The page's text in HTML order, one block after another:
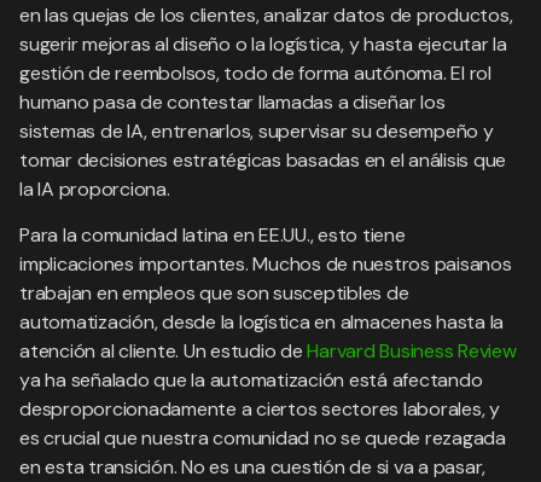
en las quejas de los clientes, analizar datos de productos,
sugerir mejoras al diseño o la logística, y hasta ejecutar la
gestión de reembolsos, todo de forma autónoma. El rol
humano pasa de contestar llamadas a diseñar los
sistemas de IA, entrenarlos, supervisar su desempeño y
tomar decisiones estratégicas basadas en el análisis que
la IA proporciona.
Para la comunidad latina en EE.UU., esto tiene
implicaciones importantes. Muchos de nuestros paisanos
trabajan en empleos que son susceptibles de
automatización, desde la logística en almacenes hasta la
atención al cliente. Un estudio deHarvard Business Review
ya ha señalado que la automatización está afectando
desproporcionadamente a ciertos sectores laborales, y
es crucial que nuestra comunidad no se quede rezagada
en esta transición. No es una cuestión de si va a pasar,